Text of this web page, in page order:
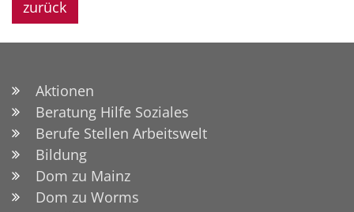
zurück
Aktionen
Beratung Hilfe Soziales
Berufe Stellen Arbeitswelt
Bildung
Dom zu Mainz
Dom zu Worms